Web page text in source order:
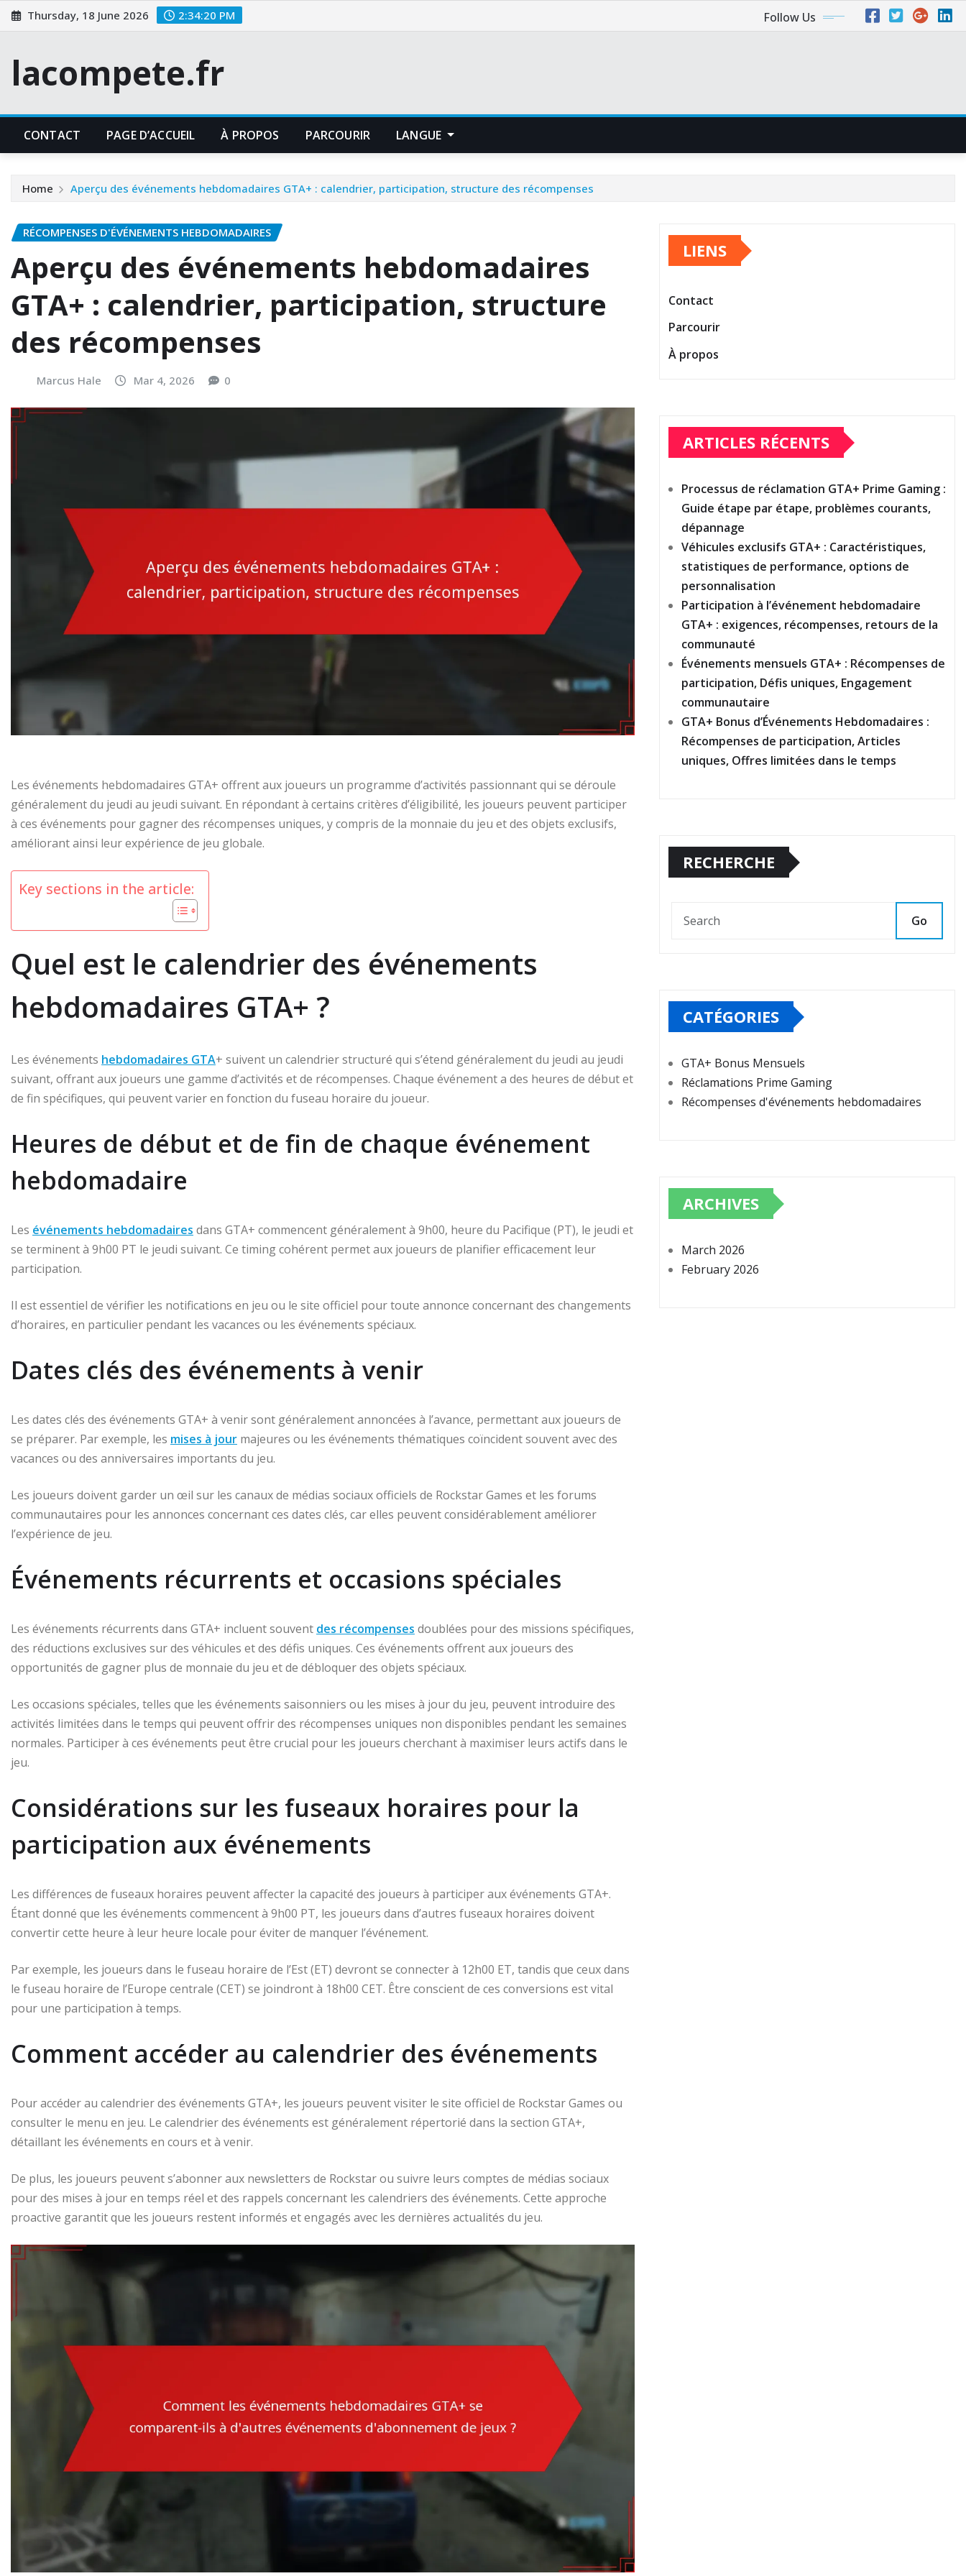
Skip
to
Thursday, 18 June 2026 2:34:21 PM Follow Us
lacompete.fr
CONTACT PAGE D’ACCUEIL À PROPOS PARCOURIR LANGUE
Home Aperçu des événements hebdomadaires GTA+ : calendrier, participation, structure des récompenses
RÉCOMPENSES D'ÉVÉNEMENTS HEBDOMADAIRES
Aperçu des événements hebdomadaires
GTA+ : calendrier, participation, structure
des récompenses
Marcus Hale Mar 4, 2026 0
Les événements hebdomadaires GTA+ offrent aux joueurs un programme d’activités passionnant qui se déroule
généralement du jeudi au jeudi suivant. En répondant à certains critères d’éligibilité, les joueurs peuvent participer
à ces événements pour gagner des récompenses uniques, y compris de la monnaie du jeu et des objets exclusifs,
améliorant ainsi leur expérience de jeu globale.
Key sections in the article:
Quel est le calendrier des événements
hebdomadaires GTA+ ?
Les événements hebdomadaires GTA+ suivent un calendrier structuré qui s’étend généralement du jeudi au jeudi
suivant, offrant aux joueurs une gamme d’activités et de récompenses. Chaque événement a des heures de début et
de fin spécifiques, qui peuvent varier en fonction du fuseau horaire du joueur.
Heures de début et de fin de chaque événement
hebdomadaire
Les événements hebdomadaires dans GTA+ commencent généralement à 9h00, heure du Pacifique (PT), le jeudi et
se terminent à 9h00 PT le jeudi suivant. Ce timing cohérent permet aux joueurs de planifier efficacement leur
participation.
Il est essentiel de vérifier les notifications en jeu ou le site officiel pour toute annonce concernant des changements
d’horaires, en particulier pendant les vacances ou les événements spéciaux.
Dates clés des événements à venir
Les dates clés des événements GTA+ à venir sont généralement annoncées à l’avance, permettant aux joueurs de
se préparer. Par exemple, les mises à jour majeures ou les événements thématiques coïncident souvent avec des
vacances ou des anniversaires importants du jeu.
Les joueurs doivent garder un œil sur les canaux de médias sociaux officiels de Rockstar Games et les forums
communautaires pour les annonces concernant ces dates clés, car elles peuvent considérablement améliorer
l’expérience de jeu.
Événements récurrents et occasions spéciales
Les événements récurrents dans GTA+ incluent souvent des récompenses doublées pour des missions spécifiques,
des réductions exclusives sur des véhicules et des défis uniques. Ces événements offrent aux joueurs des
opportunités de gagner plus de monnaie du jeu et de débloquer des objets spéciaux.
Les occasions spéciales, telles que les événements saisonniers ou les mises à jour du jeu, peuvent introduire des
activités limitées dans le temps qui peuvent offrir des récompenses uniques non disponibles pendant les semaines
normales. Participer à ces événements peut être crucial pour les joueurs cherchant à maximiser leurs actifs dans le
jeu.
Considérations sur les fuseaux horaires pour la
participation aux événements
Les différences de fuseaux horaires peuvent affecter la capacité des joueurs à participer aux événements GTA+.
Étant donné que les événements commencent à 9h00 PT, les joueurs dans d’autres fuseaux horaires doivent
convertir cette heure à leur heure locale pour éviter de manquer l’événement.
Par exemple, les joueurs dans le fuseau horaire de l’Est (ET) devront se connecter à 12h00 ET, tandis que ceux dans
le fuseau horaire de l’Europe centrale (CET) se joindront à 18h00 CET. Être conscient de ces conversions est vital
pour une participation à temps.
Comment accéder au calendrier des événements
Pour accéder au calendrier des événements GTA+, les joueurs peuvent visiter le site officiel de Rockstar Games ou
consulter le menu en jeu. Le calendrier des événements est généralement répertorié dans la section GTA+,
détaillant les événements en cours et à venir.
De plus, les joueurs peuvent s’abonner aux newsletters de Rockstar ou suivre leurs comptes de médias sociaux
pour des mises à jour en temps réel et des rappels concernant les calendriers des événements. Cette approche
proactive garantit que les joueurs restent informés et engagés avec les dernières actualités du jeu.
LIENS
Contact
Parcourir
À propos
ARTICLES RÉCENTS
Processus de réclamation GTA+ Prime Gaming :
Guide étape par étape, problèmes courants,
dépannage
Véhicules exclusifs GTA+ : Caractéristiques,
statistiques de performance, options de
personnalisation
Participation à l’événement hebdomadaire
GTA+ : exigences, récompenses, retours de la
communauté
Événements mensuels GTA+ : Récompenses de
participation, Défis uniques, Engagement
communautaire
GTA+ Bonus d’Événements Hebdomadaires :
Récompenses de participation, Articles
uniques, Offres limitées dans le temps
RECHERCHE
Go
CATÉGORIES
GTA+ Bonus Mensuels
Réclamations Prime Gaming
Récompenses d'événements hebdomadaires
ARCHIVES
March 2026
February 2026